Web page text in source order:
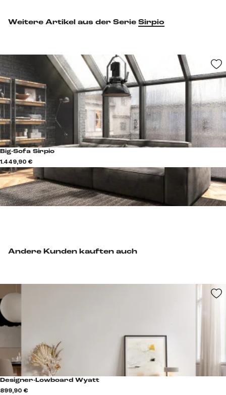
Andere Kunden kauften auch
Designer-Lowboard Wyatt
899,90 €
Weitere Artikel aus der Serie Sirpio
Big-Sofa Sirpio
1.449,90 €